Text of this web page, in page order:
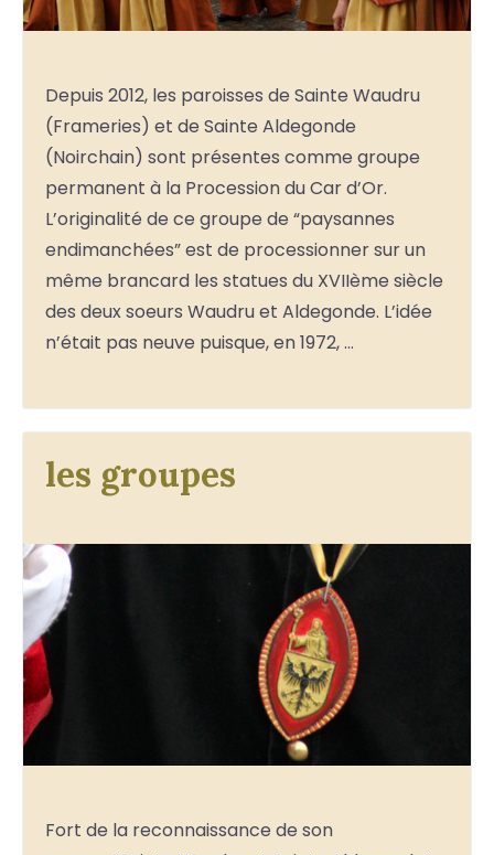
Depuis 2012, les paroisses de Sainte Waudru
(Frameries) et de Sainte Aldegonde
(Noirchain) sont présentes comme groupe
permanent à la Procession du Car d’Or.
L’originalité de ce groupe de “paysannes
endimanchées” est de processionner sur un
même brancard les statues du XVIIème siècle
des deux soeurs Waudru et Aldegonde. L’idée
n’était pas neuve puisque, en 1972, …
les groupes
Fort de la reconnaissance de son